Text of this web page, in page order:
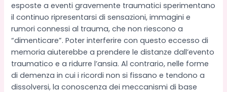
esposte a eventi gravemente traumatici sperimentano
il continuo ripresentarsi di sensazioni, immagini e
rumori connessi al trauma, che non riescono a
“dimenticare”. Poter interferire con questo eccesso di
memoria aiuterebbe a prendere le distanze dall’evento
traumatico e a ridurre l’ansia. Al contrario, nelle forme
di demenza in cui i ricordi non si fissano e tendono a
dissolversi, la conoscenza dei meccanismi di base